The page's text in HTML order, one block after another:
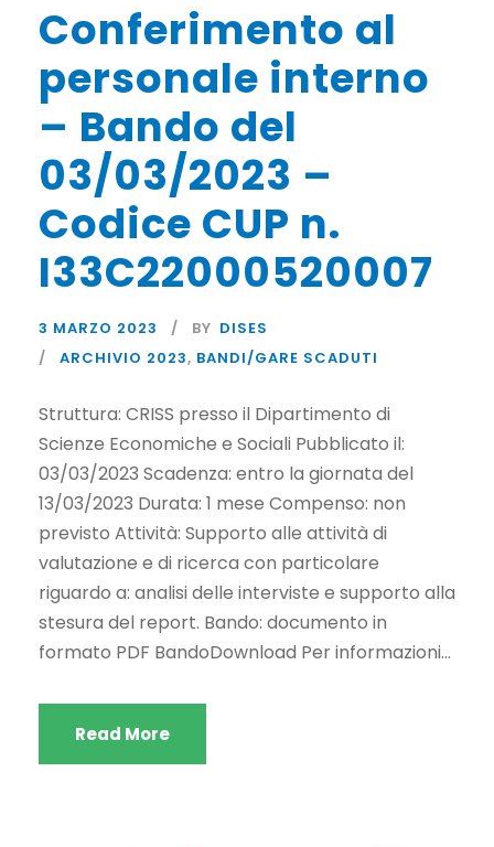
Conferimento al
personale interno
– Bando del
03/03/2023 –
Codice CUP n.
I33C22000520007
3 MARZO 2023 BY DISES
ARCHIVIO 2023, BANDI/GARE SCADUTI
Struttura: CRISS presso il Dipartimento di
Scienze Economiche e Sociali Pubblicato il:
03/03/2023 Scadenza: entro la giornata del
13/03/2023 Durata: 1 mese Compenso: non
previsto Attività: Supporto alle attività di
valutazione e di ricerca con particolare
riguardo a: analisi delle interviste e supporto alla
stesura del report. Bando: documento in
formato PDF BandoDownload Per informazioni...
Read More